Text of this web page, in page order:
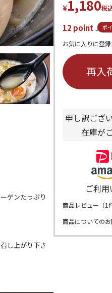
ゲンたっぷり
し上がり下さ
¥1,180税
12 point ポ
お気に入りに登録
再入
申し訳ござ
在庫が
ご利
商品レビュー（1
商品についての